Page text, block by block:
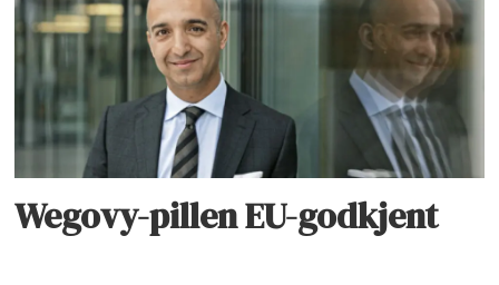
Wegovy-pillen EU-godkjent